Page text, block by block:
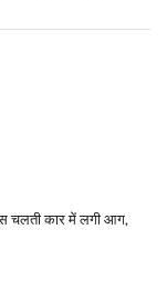
चलती कार में लगी आग,